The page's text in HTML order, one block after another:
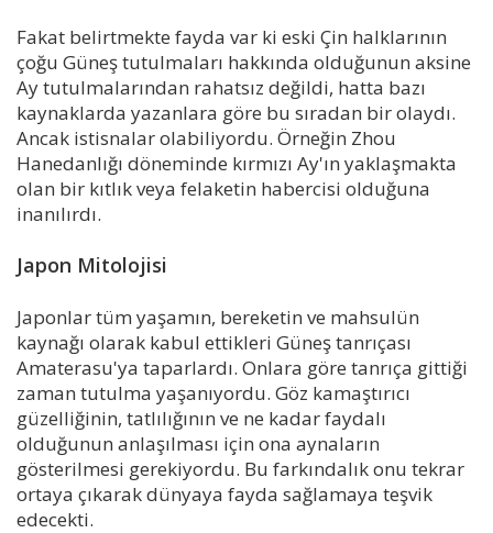
Fakat belirtmekte fayda var ki eski Çin halklarının
çoğu Güneş tutulmaları hakkında olduğunun aksine
Ay tutulmalarından rahatsız değildi, hatta bazı
kaynaklarda yazanlara göre bu sıradan bir olaydı.
Ancak istisnalar olabiliyordu. Örneğin Zhou
Hanedanlığı döneminde kırmızı Ay'ın yaklaşmakta
olan bir kıtlık veya felaketin habercisi olduğuna
inanılırdı.
Japon Mitolojisi
Japonlar tüm yaşamın, bereketin ve mahsulün
kaynağı olarak kabul ettikleri Güneş tanrıçası
Amaterasu'ya taparlardı. Onlara göre tanrıça gittiği
zaman tutulma yaşanıyordu. Göz kamaştırıcı
güzelliğinin, tatlılığının ve ne kadar faydalı
olduğunun anlaşılması için ona aynaların
gösterilmesi gerekiyordu. Bu farkındalık onu tekrar
ortaya çıkarak dünyaya fayda sağlamaya teşvik
edecekti.